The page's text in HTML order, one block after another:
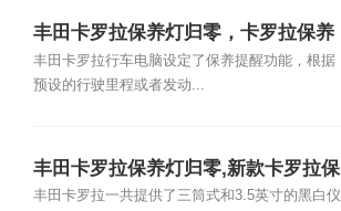
丰田卡罗拉保养灯归零，卡罗拉保养
灯归零方法
丰田卡罗拉行车电脑设定了保养提醒功能，根据
预设的行驶里程或者发动...
丰田卡罗拉保养灯归零,新款卡罗拉保
养灯归零
丰田卡罗拉一共提供了三筒式和3.5英寸的黑白仪